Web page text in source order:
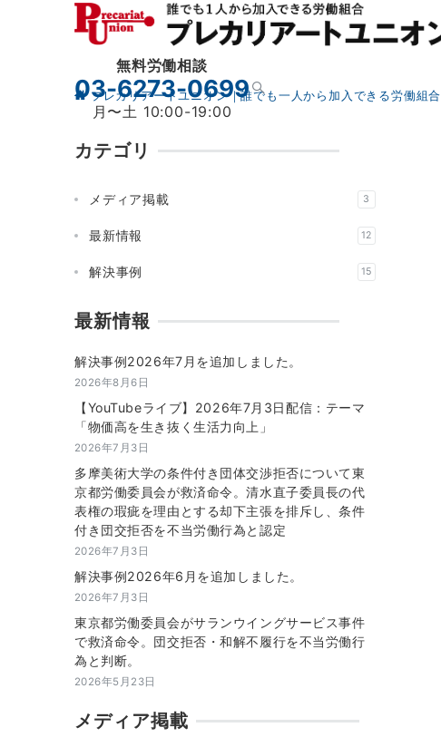
無料労働相談
03-6273-0699
月〜土 10:00-19:00
プレカリアートユニオン｜誰でも一人から加入できる労働組合
カテゴリ
メディア掲載 3
最新情報 12
解決事例 15
最新情報
解決事例2026年7月を追加しました。
2026年8月6日
【YouTubeライブ】2026年7月3日配信：テーマ
「物価高を生き抜く生活力向上」
2026年7月3日
多摩美術大学の条件付き団体交渉拒否について東
京都労働委員会が救済命令。清水直子委員長の代
表権の瑕疵を理由とする却下主張を排斥し、条件
付き団交拒否を不当労働行為と認定
2026年7月3日
解決事例2026年6月を追加しました。
2026年7月3日
東京都労働委員会がサランウイングサービス事件
で救済命令。団交拒否・和解不履行を不当労働行
為と判断。
2026年5月23日
メディア掲載